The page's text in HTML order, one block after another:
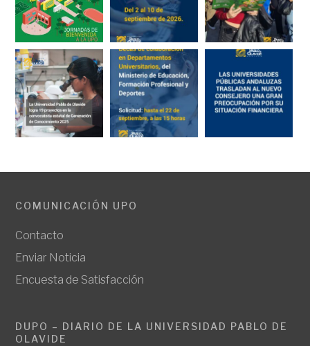
COMUNICACIÓN UPO
Contacto
Enviar Noticia
Encuesta de Satisfacción
DUPO – DIARIO DE LA UNIVERSIDAD PABLO DE
OLAVIDE